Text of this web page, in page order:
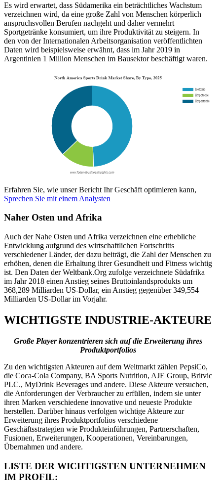
Es wird erwartet, dass Südamerika ein beträchtliches Wachstum
verzeichnen wird, da eine große Zahl von Menschen körperlich
anspruchsvollen Berufen nachgeht und daher vermehrt
Sportgetränke konsumiert, um ihre Produktivität zu steigern. In
den von der Internationalen Arbeitsorganisation veröffentlichten
Daten wird beispielsweise erwähnt, dass im Jahr 2019 in
Argentinien 1 Million Menschen im Bausektor beschäftigt waren.
Erfahren Sie, wie unser Bericht Ihr Geschäft optimieren kann,
Sprechen Sie mit einem Analysten
Naher Osten und Afrika
Auch der Nahe Osten und Afrika verzeichnen eine erhebliche
Entwicklung aufgrund des wirtschaftlichen Fortschritts
verschiedener Länder, der dazu beiträgt, die Zahl der Menschen zu
erhöhen, denen die Erhaltung ihrer Gesundheit und Fitness wichtig
ist. Den Daten der Weltbank.Org zufolge verzeichnete Südafrika
im Jahr 2018 einen Anstieg seines Bruttoinlandsprodukts um
368,289 Milliarden US-Dollar, ein Anstieg gegenüber 349,554
Milliarden US-Dollar im Vorjahr.
WICHTIGSTE INDUSTRIE-AKTEURE
Große Player konzentrieren sich auf die Erweiterung ihres
Produktportfolios
Zu den wichtigsten Akteuren auf dem Weltmarkt zählen PepsiCo,
die Coca-Cola Company, BA Sports Nutrition, AJE Group, Britvic
PLC., MyDrink Beverages und andere. Diese Akteure versuchen,
die Anforderungen der Verbraucher zu erfüllen, indem sie unter
ihren Marken verschiedene innovative und neueste Produkte
herstellen. Darüber hinaus verfolgen wichtige Akteure zur
Erweiterung ihres Produktportfolios verschiedene
Geschäftsstrategien wie Produkteinführungen, Partnerschaften,
Fusionen, Erweiterungen, Kooperationen, Vereinbarungen,
Übernahmen und andere.
LISTE DER WICHTIGSTEN UNTERNEHMEN
IM PROFIL: